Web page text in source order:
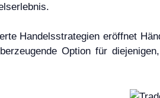
Handelsstrategien eröffnet
Option für